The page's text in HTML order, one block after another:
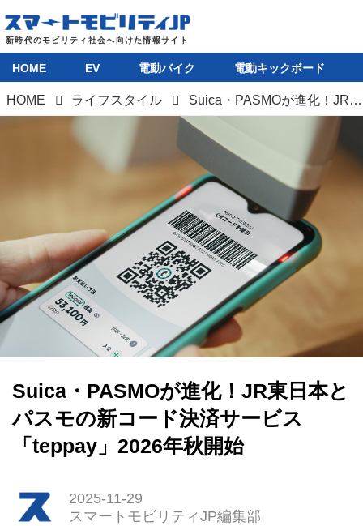
HOME
HOME EV 電動バイク 電動キックボード
HOME ライフスタイル Suica・PASMOが進化！JR東日本とパスモの新コード決済サービス「teppay」2026年秋開始
Suica・PASMOが進化！JR東日本と
パスモの新コード決済サービス
「teppay」2026年秋開始
2025-11-29
スマートモビリティJP編集部